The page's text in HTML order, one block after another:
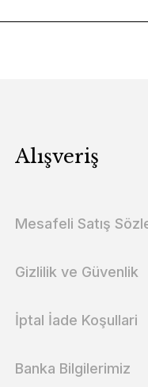
Alışveriş
Mesafeli Satış
Gizlilik ve Güvenlik
İptal İade Koşullari
Banka Bilgilerimiz